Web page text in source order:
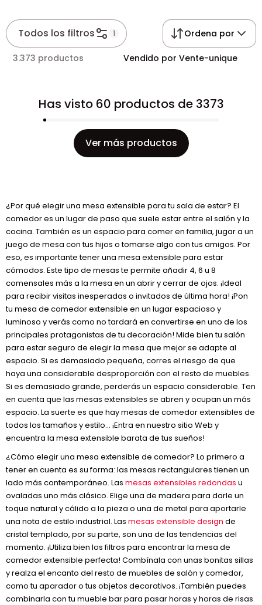
Todos los filtros 1 Ordena por
3.373 productos Vendido por Vente-unique
Has visto 60 productos de 3373
Ver más productos
¿Por qué elegir una mesa extensible para tu sala de estar? El
comedor es un lugar de paso que suele estar entre el salón y la
cocina. También es un espacio para comer en familia, jugar a un
juego de mesa con tus hijos o tomarse algo con tus amigos. Por
eso, es importante tener una mesa extensible para estar
cómodos. Este tipo de mesas te permite añadir 4, 6 u 8
comensales más a la mesa en un abrir y cerrar de ojos. ¡Ideal
para recibir visitas inesperadas o invitados de última hora! ¡Pon
tu mesa de comedor extensible en un lugar espacioso y
luminoso y verás como no tardará en convertirse en uno de los
principales protagonistas de tu decoración! Mide bien tu salón
para estar seguro de elegir la mesa que mejor se adapte al
espacio. Si es demasiado pequeña, corres el riesgo de que
haya una considerable desproporción con el resto de muebles.
Si es demasiado grande, perderás un espacio considerable. Ten
en cuenta que las mesas extensibles se abren y ocupan un más
espacio. La suerte es que hay mesas de comedor extensibles de
todos los tamaños y estilo… ¡Entra en nuestro sitio Web y
encuentra la mesa extensible barata de tus sueños!
¿Cómo elegir una mesa extensible de comedor? Lo primero a
tener en cuenta es su forma: las mesas rectangulares tienen un
lado más contemporáneo. Las mesas extensibles redondas u
ovaladas uno más clásico. Elige una de madera para darle un
toque natural y cálido a la pieza o una de metal para aportarle
una nota de estilo industrial. Las mesas extensible design de
cristal templado, por su parte, son una de las tendencias del
momento. ¡Utiliza bien los filtros para encontrar la mesa de
comedor extensible perfecta! Combínala con unas bonitas sillas
y realza el encanto del resto de muebles de salón y comedor,
como tu aparador o tus objetos decorativos. ¡También puedes
combinarla con tu mueble bar para pasar horas y horas de risas